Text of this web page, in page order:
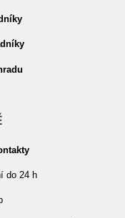
do 24 h